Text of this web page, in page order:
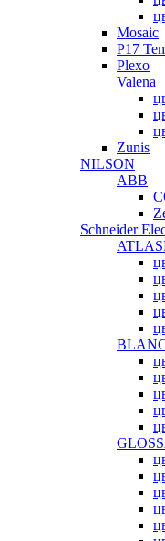
Mosaic
P17
Plexo
Valena
Zunis
NILSON
ABB
Schneider